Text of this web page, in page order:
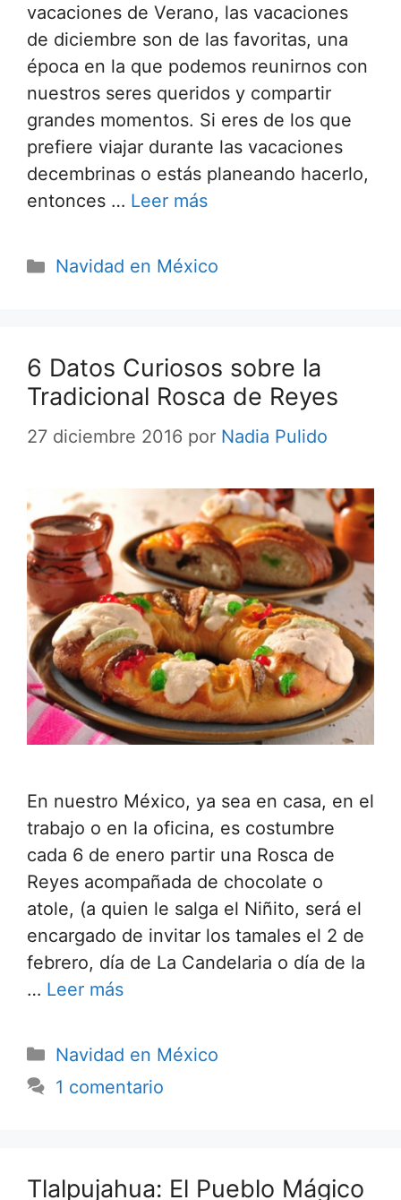
vacaciones de Verano, las vacaciones
de diciembre son de las favoritas, una
época en la que podemos reunirnos con
nuestros seres queridos y compartir
grandes momentos. Si eres de los que
prefiere viajar durante las vacaciones
decembrinas o estás planeando hacerlo,
entonces … Leer más
Categorías
Navidad en México
6 Datos Curiosos sobre la
Tradicional Rosca de Reyes
27 diciembre 2016 por Nadia Pulido
En nuestro México, ya sea en casa, en el
trabajo o en la oficina, es costumbre
cada 6 de enero partir una Rosca de
Reyes acompañada de chocolate o
atole, (a quien le salga el Niñito, será el
encargado de invitar los tamales el 2 de
febrero, día de La Candelaria o día de la
… Leer más
Categorías
Navidad en México
1 comentario
Tlalpujahua: El Pueblo Mágico